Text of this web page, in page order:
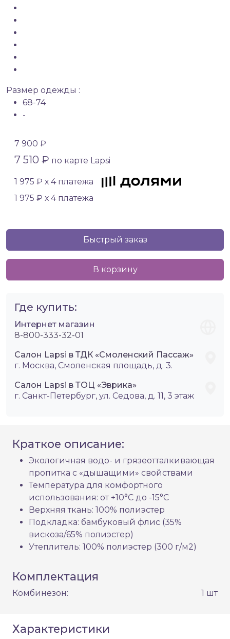
Размер одежды :
68-74
-
7 900 ₽
7 510 ₽ по карте Lapsi
1 975 ₽ х 4 платежа
1 975 ₽ х 4 платежа
Быстрый заказ
В корзину
Где купить:
Интернет магазин
8-800-333-32-01
Салон Lapsi в ТДК «Смоленский Пассаж»
г. Москва, Смоленская площадь, д. 3.
Салон Lapsi в ТОЦ «Эврика»
г. Санкт-Петербург, ул. Седова, д. 11, 3 этаж
Краткое описание:
Экологичная водо- и грязеотталкивающая
пропитка с «дышащими» свойствами
Температура для комфортного
использования: от +10°C до -15°C
Верхняя ткань: 100% полиэстер
Подкладка: бамбуковый флис (35%
вискоза/65% полиэстер)
Утеплитель: 100% полиэстер (300 г/м2)
Комплектация
Комбинезон: 1 шт
Характеристики